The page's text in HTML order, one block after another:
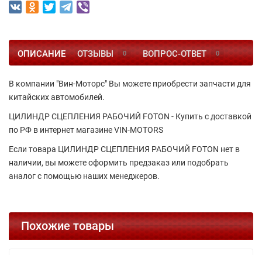
ОПИСАНИЕ ОТЗЫВЫ 0 ВОПРОС-ОТВЕТ 0
В компании "Вин-Моторс" Вы можете приобрести запчасти для
китайских автомобилей.
ЦИЛИНДР СЦЕПЛЕНИЯ РАБОЧИЙ FOTON - Купить с доставкой
по РФ в интернет магазине VIN-MOTORS
Если товара ЦИЛИНДР СЦЕПЛЕНИЯ РАБОЧИЙ FOTON нет в
наличии, вы можете оформить предзаказ или подобрать
аналог с помощью наших менеджеров.
Похожие товары